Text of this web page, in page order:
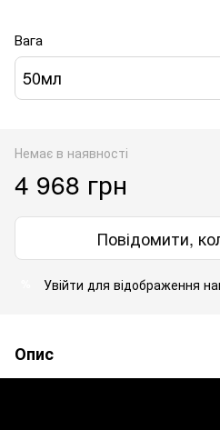
Вага
50мл
Немає в наявності
4 968 грн
Повідомити,
Увійти для відображення
Опис